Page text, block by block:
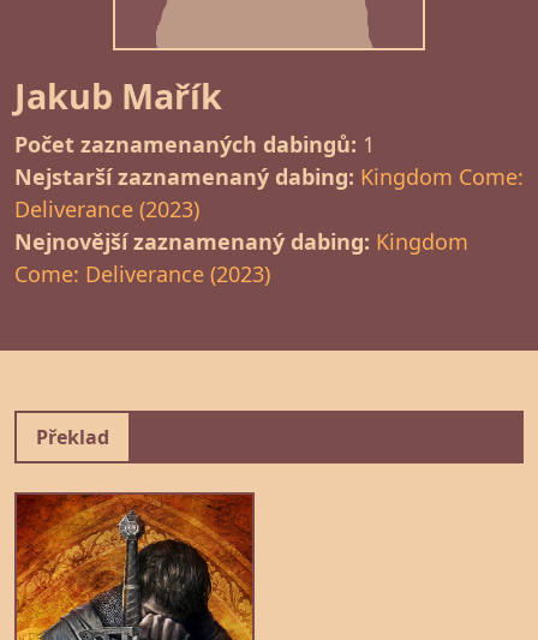
Jakub Mařík
Počet zaznamenaných dabingů: 1
Nejstarší zaznamenaný dabing: Kingdom Come:
Deliverance (2023)
Nejnovější zaznamenaný dabing: Kingdom
Come: Deliverance (2023)
Překlad